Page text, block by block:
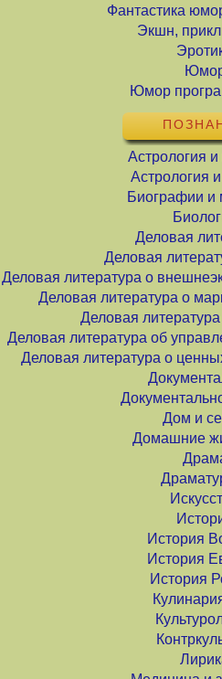
Фантастика
Экшн,
Юмор
Астрология и
Астрология
Биографии и
Деловая
Деловая
Деловая литература о
Деловая литература о
Деловая
Деловая литература об
Деловая литература о
Дом и
Домашние
История
История
История